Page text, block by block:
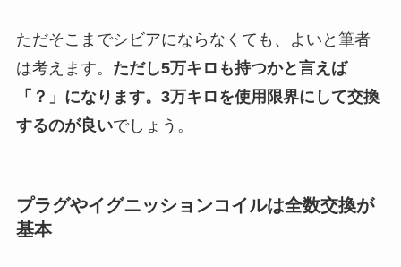
ただそこまでシビアにならなくても、よいと筆者
は考えます。 ただし5万キロも持つかと言えば
「？」になります。3万キロを使用限界にして交換
するのが良いでしょう。
プラグやイグニッションコイルは全数交換が
基本